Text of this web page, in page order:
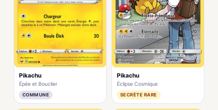
Pikachu
Épée et Bouclier
COMMUNE
Pikachu
Éclipse Cosmique
SECRÈTE RARE